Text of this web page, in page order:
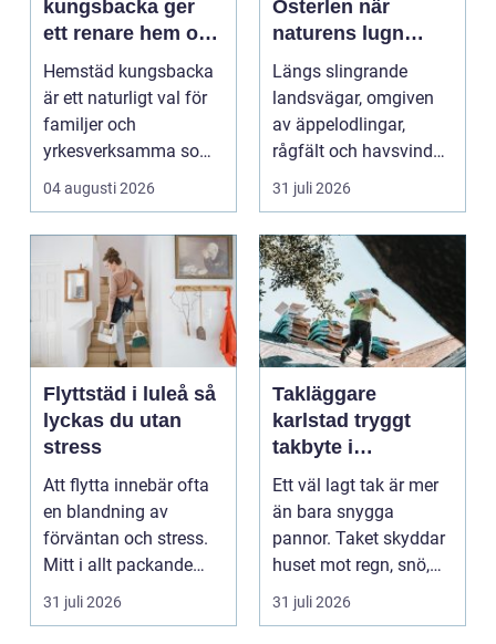
kungsbacka ger
ett renare hem och
en lugnare vardag
Hemstäd kungsbacka
är ett naturligt val för
familjer och
yrkesverksamma som
vill ha ett rent hem
04 augusti 2026
Österlen när
naturens lugn
möter kreativt
hantverk
Längs slingrande
landsvägar, omgiven
av äppelodlingar,
rågfält och havsvindar,
har
blomsterhantverke...
31 juli 2026
Flyttstäd i luleå så
lyckas du utan
stress
Att flytta innebär ofta
en blandning av
förväntan och stress.
Mitt i allt packande
och planerande dy...
31 juli 2026
Takläggare
karlstad tryggt
takbyte i
värmländskt klimat
Ett väl lagt tak är mer
än bara snygga
pannor. Taket skyddar
huset mot regn, snö,
blåst och stark vå...
31 juli 2026